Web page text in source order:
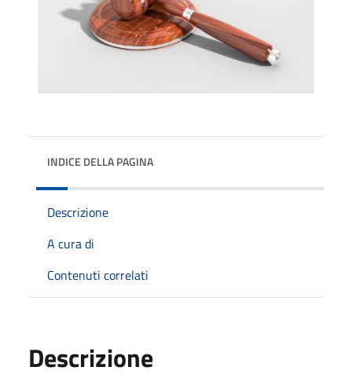
INDICE DELLA PAGINA
Descrizione
A cura di
Contenuti correlati
Descrizione